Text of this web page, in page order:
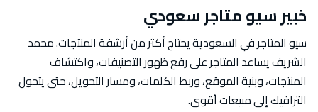
خبير سيو متاجر سعودي
سيو المتاجر في السعودية يحتاج أكثر من أرشفة المنتجات. محمد
الشريف يساعد المتاجر على رفع ظهور التصنيفات، واكتشاف
المنتجات، وبنية الموقع، وربط الكلمات، ومسار التحويل، حتى يتحول
الترافيك إلى مبيعات أقوى.